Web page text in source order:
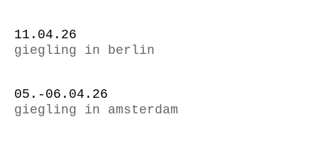
11.04.26
giegling in berlin
05.-06.04.26
giegling in amsterdam